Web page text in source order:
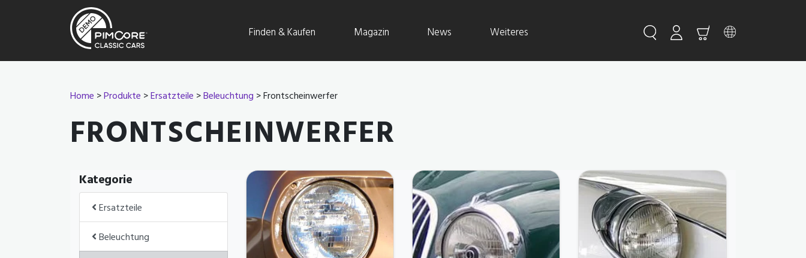
Finden & Kaufen Magazin News Weiteres
Home >Produkte >Ersatzteile >Beleuchtung > Frontscheinwerfer
FRONTSCHEINWERFER
Kategorie
Ersatzteile
Beleuchtung